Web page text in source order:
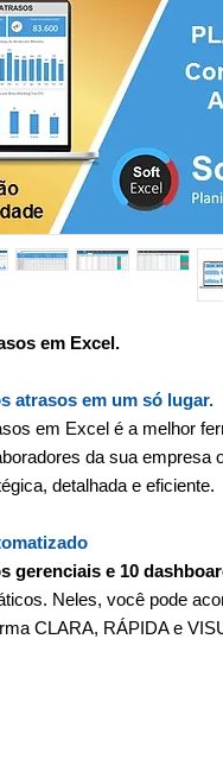
em Excel.
atrasos em um só lugar.
em Excel é a melhor
da sua empresa
detalhada e eficiente.
gerenciais e 10
Neles, você pode
CLARA, RÁPIDA e